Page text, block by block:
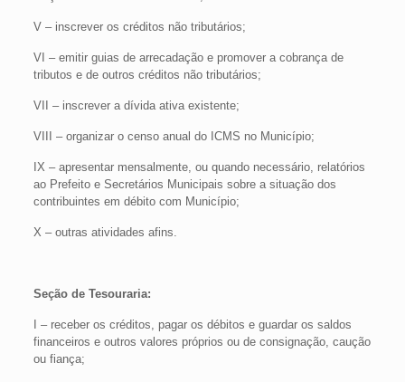
V – inscrever os créditos não tributários;
VI – emitir guias de arrecadação e promover a cobrança de
tributos e de outros créditos não tributários;
VII – inscrever a dívida ativa existente;
VIII – organizar o censo anual do ICMS no Município;
IX – apresentar mensalmente, ou quando necessário, relatórios
ao Prefeito e Secretários Municipais sobre a situação dos
contribuintes em débito com Município;
X – outras atividades afins.
Seção de Tesouraria:
I – receber os créditos, pagar os débitos e guardar os saldos
financeiros e outros valores próprios ou de consignação, caução
ou fiança;